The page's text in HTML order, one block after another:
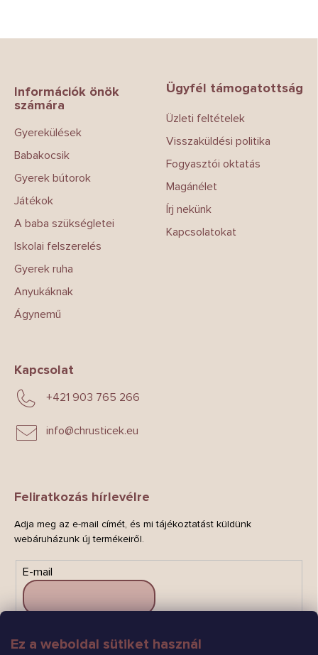
Ez a weboldal sütiket használ
Információk önök
számára
Gyerekülések
Babakocsik
Gyerek bútorok
Játékok
A baba szükségletei
Iskolai felszerelés
Gyerek ruha
Anyukáknak
Ágynemű
Ügyfél támogatottság
Üzleti feltételek
Visszaküldési politika
Fogyasztói oktatás
Magánélet
Írj nekünk
Kapcsolatokat
Kapcsolat
info@chrusticek.eu
+421 903 765 266
Feliratkozás hírlevélre
Adja meg az e-mail címét, és mi tájékoztatást küldünk
webáruházunk új termékeiről.
E-mail
FELIRATKOZÁS